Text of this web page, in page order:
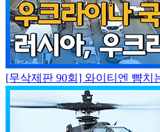
[무삭제판 90회] 와이티엔 뺨치